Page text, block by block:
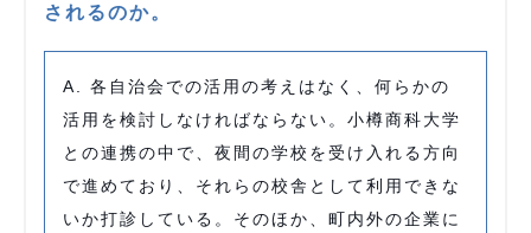
されるのか。
A. 各自治会での活用の考えはなく、何らかの
活用を検討しなければならない。小樽商科大学
との連携の中で、夜間の学校を受け入れる方向
で進めており、それらの校舎として利用できな
いか打診している。そのほか、町内外の企業に